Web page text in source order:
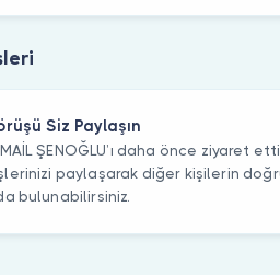
Siz Paylaşın
ŞENOĞLU’ı daha önce ziyaret
paylaşarak diğer kişilerin
bulunabilirsiniz.